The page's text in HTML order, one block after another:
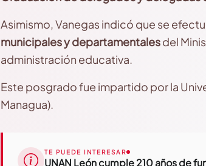
Asimismo, Vanegas indicó que se
municipales y departamentalesdel
administración educativa.
Este posgrado fue impartido por la
Managua).
TE PUEDE INTERESAR
UNAN León cumple 210 años de